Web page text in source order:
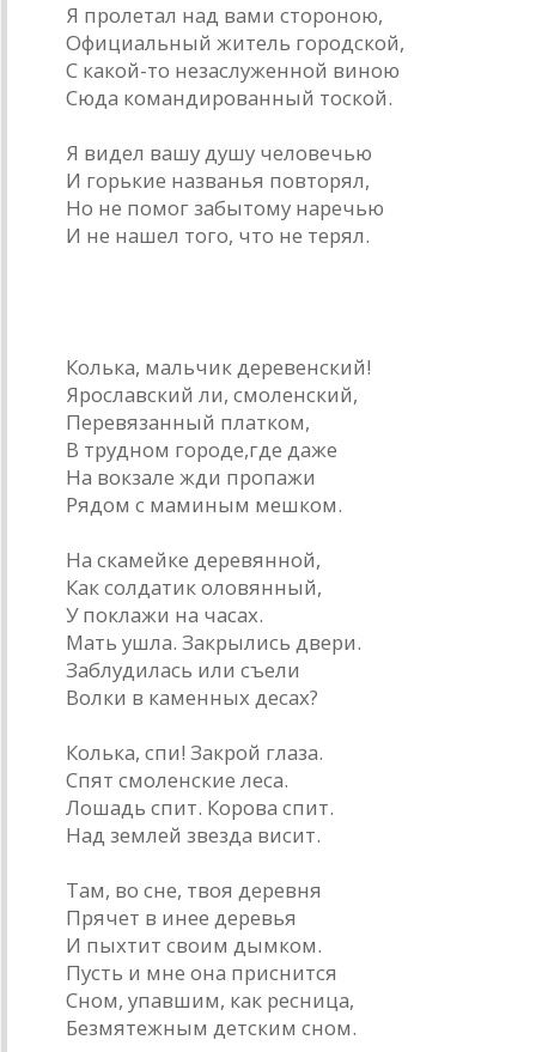
Я пролетал над вами стороною,
Официальный житель городской,
С какой-то незаслуженной виною
Сюда командированный тоской.
Я видел вашу душу человечью
И горькие названья повторял,
Но не помог забытому наречью
И не нашел того, что не терял.
Колька, мальчик деревенский!
Ярославский ли, смоленский,
Перевязанный платком,
В трудном городе,где даже
На вокзале жди пропажи
Рядом с маминым мешком.
На скамейке деревянной,
Как солдатик оловянный,
У поклажи на часах.
Мать ушла. Закрылись двери.
Заблудилась или съели
Волки в каменных десах?
Колька, спи! Закрой глаза.
Спят смоленские леса.
Лошадь спит. Корова спит.
Над землей звезда висит.
Там, во сне, твоя деревня
Прячет в инее деревья
И пыхтит своим дымком.
Пусть и мне она приснится
Сном, упавшим, как ресница,
Безмятежным детским сном.